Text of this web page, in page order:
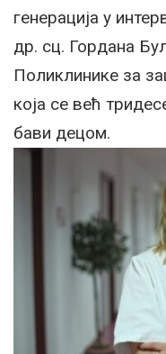
генерација у
др. сц. Гордана
Поликлинике за
која се већ
бави децом.